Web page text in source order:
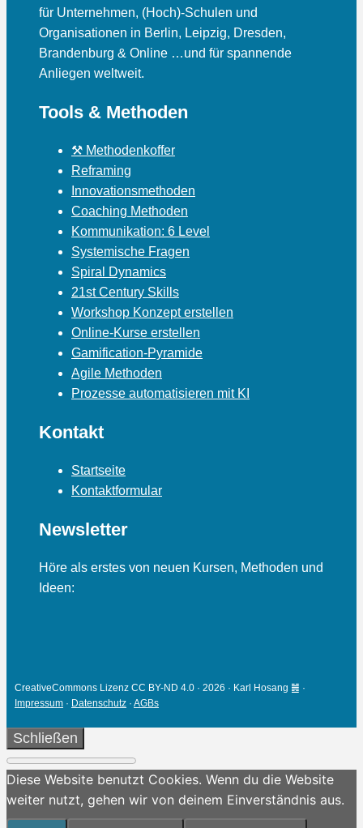
für Unternehmen, (Hoch)-Schulen und
Organisationen in Berlin, Leipzig, Dresden,
Brandenburg & Online …und für spannende
Anliegen weltweit.
Tools & Methoden
⚒ Methodenkoffer
Reframing
Innovationsmethoden
Coaching Methoden
Kommunikation: 6 Level
Systemische Fragen
Spiral Dynamics
21st Century Skills
Workshop Konzept erstellen
Online-Kurse erstellen
Gamification-Pyramide
Agile Methoden
Prozesse automatisieren mit KI
Kontakt
Startseite
Kontaktformular
Newsletter
Höre als erstes von neuen Kursen, Methoden und
Ideen:
CreativeCommons Lizenz CC BY-ND 4.0 · 2026 · Karl Hosang ䷰ ·
Impressum · Datenschutz · AGBs
Schließen
Diese Website benutzt Cookies. Wenn du die Website
weiter nutzt, gehen wir von deinem Einverständnis aus.